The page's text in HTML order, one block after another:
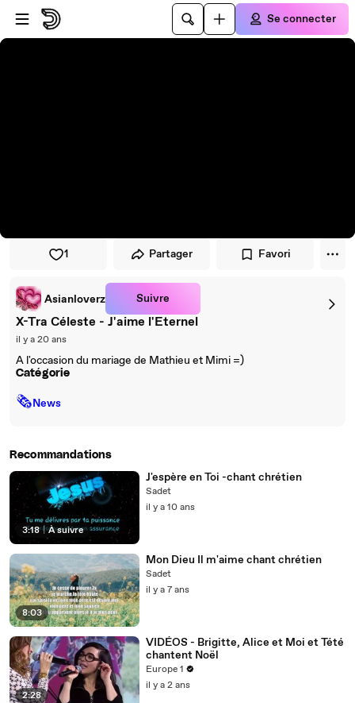
Passer au player
Passer au contenu principal
Se connecter
1 Partager Favori
Asianloverz Suivre
X-Tra Céleste - J'aime l'Eternel
il y a 20 ans
A l'occasion du mariage de Mathieu et Mimi =)
Catégorie
🗞News
Recommandations
3:18 | À suivre
J'espère en Toi -chant chrétien
Sadet
il y a 10 ans
8:03
Mon Dieu Il m'aime chant chrétien
Sadet
il y a 7 ans
2:28
VIDÉOS - Brigitte, Alice et Moi et Tété
chantent Noël
Europe 1
il y a 2 ans